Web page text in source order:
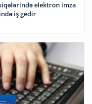
elektron imza
iş gedir